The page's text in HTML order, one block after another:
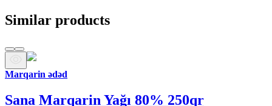
Similar products
Marqarin ədəd
Sana Marqarin Yağı 80% 250qr